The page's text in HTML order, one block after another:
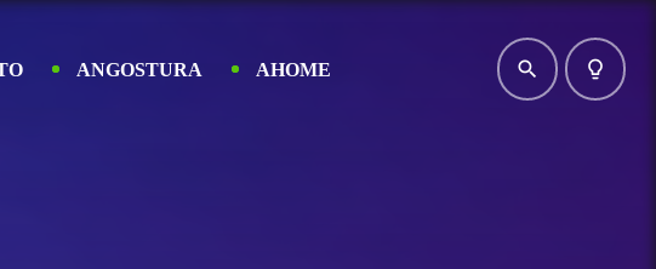
ANGOSTURA AHOME search lightbulb_outline